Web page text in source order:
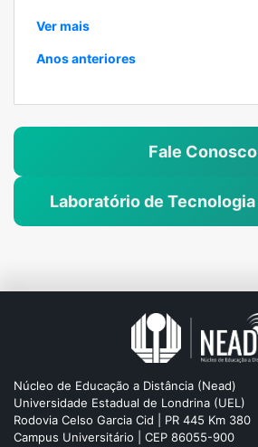
e 009/2026.
Ver mais
Anos anteriores
Fale Conosco
Laboratório de
Núcleo de Educação a Distância (Nead)
Universidade Estadual de Londrina (UEL)
Rodovia Celso Garcia Cid | PR 445 Km 380
Campus Universitário | CEP 86055-900